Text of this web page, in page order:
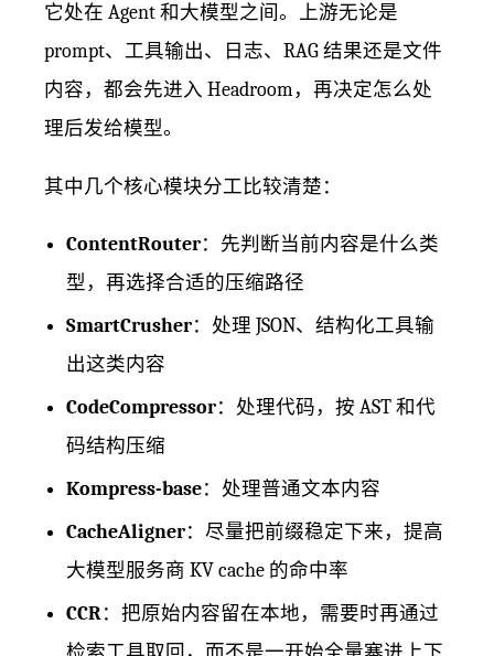
它处在 Agent 和大模型之间。上游无论是
prompt、工具输出、日志、RAG 结果还是文件
内容，都会先进入 Headroom，再决定怎么处
理后发给模型。
其中几个核心模块分工比较清楚：
ContentRouter：先判断当前内容是什么类
型，再选择合适的压缩路径
SmartCrusher：处理 JSON、结构化工具输
出这类内容
CodeCompressor：处理代码，按 AST 和代
码结构压缩
Kompress-base：处理普通文本内容
CacheAligner：尽量把前缀稳定下来，提高
大模型服务商 KV cache 的命中率
CCR：把原始内容留在本地，需要时再通过